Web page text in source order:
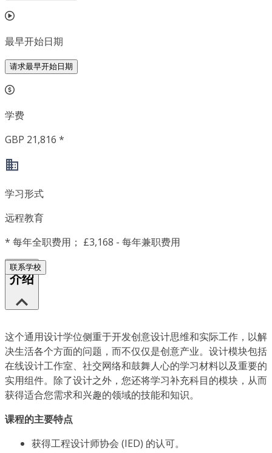
最早开始日期
请求最早开始日期
学费
GBP 21,816 *
学习形式
远程教育
* 每年全职费用； £3,168 - 每年兼职费用
联系学校
介绍
这个通用设计学位侧重于开发创意设计思维和实际工作，以解
决生活各个方面的问题，而不仅仅是创意产业。设计模块包括
在线设计工作室、社交网络和鼓舞人心的学习材料以及重要的
实用组件。除了设计之外，您还将学习补充科目的模块，从而
获得适合您需求和兴趣的领域的技能和知识。
课程的主要特点
获得工程设计师协会 (IED) 的认可。